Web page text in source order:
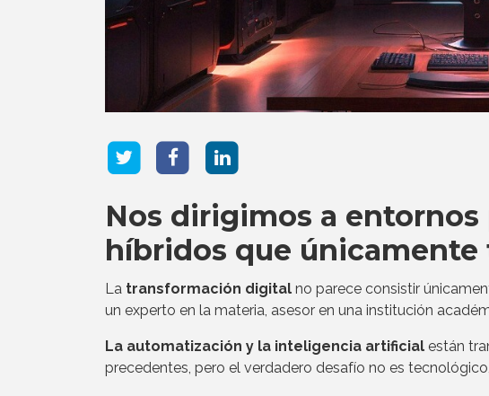
Nos dirigimos a
híbridos que
La transformación digital no parece consistir
un experto en la materia, asesor en una institución
La automatización y la inteligencia artificial están
precedentes, pero el verdadero desafío no es